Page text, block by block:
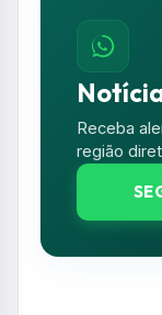
Receba